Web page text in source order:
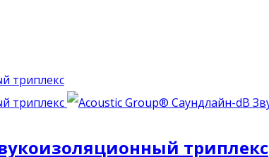
триплекс